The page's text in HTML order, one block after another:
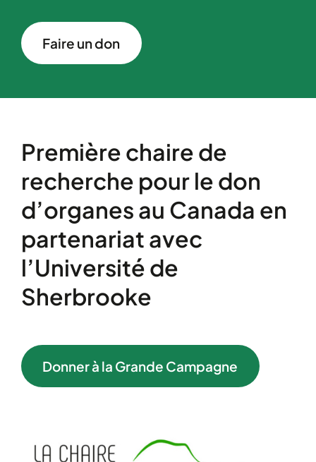
Faire un don
Première chaire de
recherche pour le don
d’organes au Canada en
partenariat avec
l’Université de
Sherbrooke
Donner à la Grande Campagne